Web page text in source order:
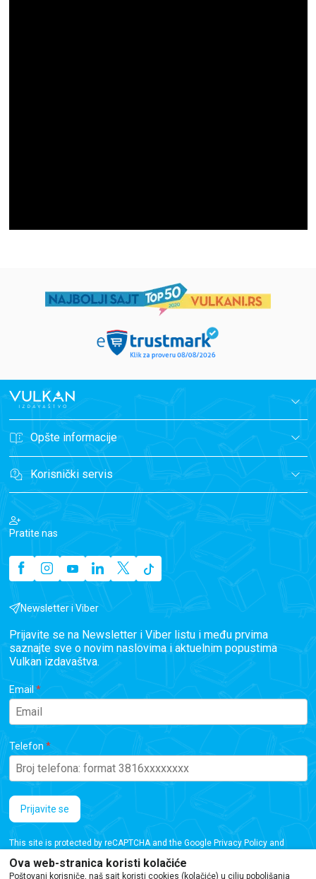
Opšte informacije
Korisnički servis
Pratite nas
Newsletter i Viber
Prijavite se na Newsletter i Viber listu i među prvima
saznajte sve o novim naslovima i aktuelnim popustima
Vulkan izdavaštva.
Email
Telefon
Prijavite se
This site is protected by reCAPTCHA and the Google Privacy Policyand
Ova web-stranica koristi kolačiće
Poštovani korisniče, naš sajt koristi cookies (kolačiće) u cilju poboljšanja